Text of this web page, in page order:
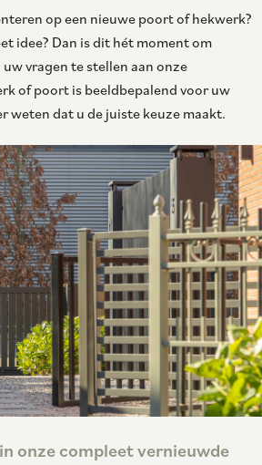
op een nieuwe poort of hekwerk?
idee? Dan is dit hét moment om
vragen te stellen aan onze
of poort is beeldbepalend voor uw
weten dat u de juiste keuze maakt.
onze compleet vernieuwde